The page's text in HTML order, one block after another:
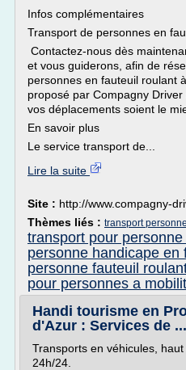
Infos complémentaires
Transport de personnes en
Contactez-nous dès
et vous guiderons, afin de
personnes en fauteuil roulant
proposé par Compagny
vos déplacements soient le
En savoir plus
Le service transport de...
Lire la suite
Site : http://www.compagny-
Thèmes liés : transport
transport pour
personne handicape en
personne fauteuil
pour personnes a
Handi tourisme en
d'Azur : Services de ...
Transports en véhicules,
24h/24.